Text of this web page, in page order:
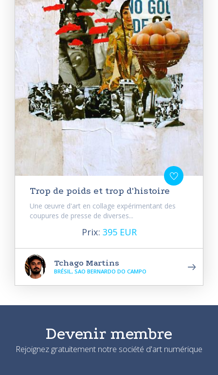
Trop de poids et trop d'histoire
Une œuvre d'art en collage expérimentant des
coupures de presse de diverses...
Prix: 395 EUR
Tchago Martins
BRÉSIL, SAO BERNARDO DO CAMPO
Devenir membre
Rejoignez gratuitement notre société d'art numérique